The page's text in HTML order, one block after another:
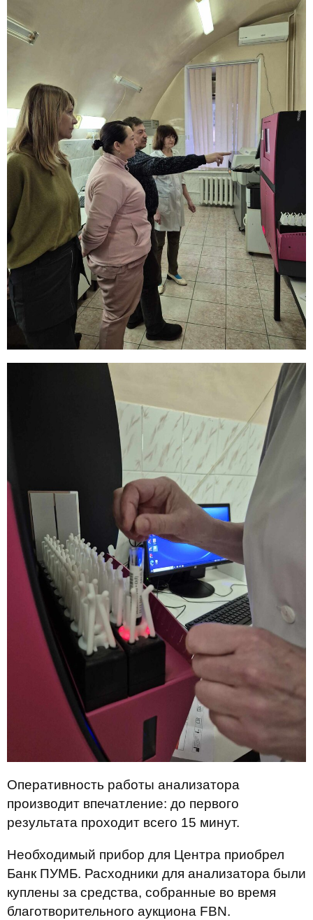
Оперативность работы анализатора
производит впечатление: до первого
результата проходит всего 15 минут.
Необходимый прибор для Центра приобрел
Банк ПУМБ. Расходники для анализатора были
куплены за средства, собранные во время
благотворительного аукциона FBN.